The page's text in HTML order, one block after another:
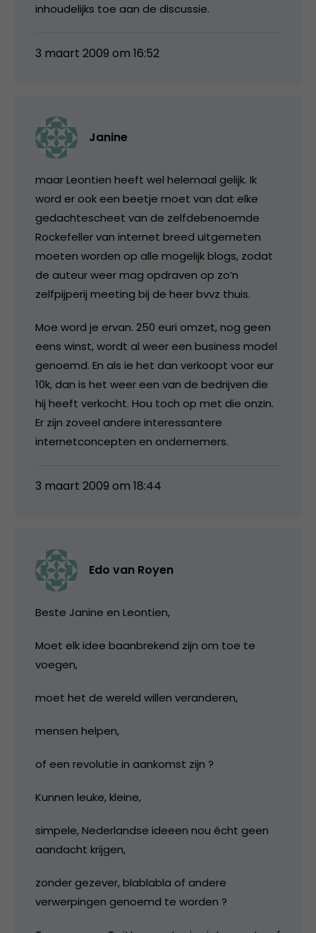
inhoudelijks toe aan de discussie.
3 maart 2009 om 16:52
Janine
maar Leontien heeft wel helemaal gelijk. Ik
word er ook een beetje moet van dat elke
gedachtescheet van de zelfdebenoemde
Rockefeller van internet breed uitgemeten
moeten worden op alle mogelijk blogs, zodat
de auteur weer mag opdraven op zo’n
zelfpijperij meeting bij de heer bvvz thuis.
Moe word je ervan. 250 euri omzet, nog geen
eens winst, wordt al weer een business model
genoemd. En als ie het dan verkoopt voor eur
10k, dan is het weer een van de bedrijven die
hij heeft verkocht. Hou toch op met die onzin.
Er zijn zoveel andere interessantere
internetconcepten en ondernemers.
3 maart 2009 om 18:44
Edo van Royen
Beste Janine en Leontien,
Moet elk idee baanbrekend zijn om toe te
voegen,
moet het de wereld willen veranderen,
mensen helpen,
of een revolutie in aankomst zijn ?
Kunnen leuke, kleine,
simpele, Nederlandse ideeen nou écht geen
aandacht krijgen,
zonder gezever, blablabla of andere
verwerpingen genoemd te worden ?